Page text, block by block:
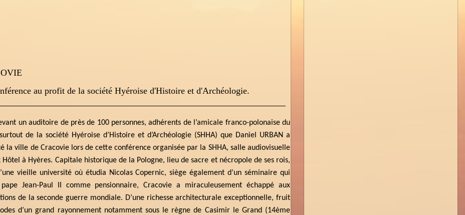
au profit de la société Hyéroise d'Histoire et d'Archéologie.
un auditoire de près de 100 personnes, adhérents de l’amicale franco-polonaise du
de la société Hyéroise d’Histoire et d’Archéologie (SHHA) que Daniel URBAN a
la ville de Cracovie lors de cette conférence organisée par la SHHA, salle audiovisuelle
Hôtel à Hyères. Capitale historique de la Pologne, lieu de sacre et nécropole de ses rois,
vieille université où étudia Nicolas Copernic, siège également d’un séminaire qui
Jean-Paul II comme pensionnaire, Cracovie a miraculeusement échappé aux
de la seconde guerre mondiale. D’une richesse architecturale exceptionnelle, fruit
d’un grand rayonnement notamment sous le règne de Casimir le Grand (14ème